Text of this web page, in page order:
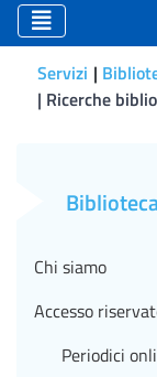
Servizi
Ricerche
Chi siamo
Accesso
Periodici